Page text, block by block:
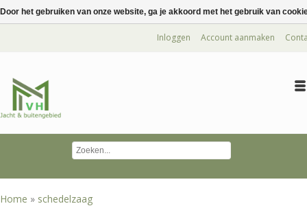
Inloggen Account aanmaken
Home » schedelzaag
Door het gebruiken van onze website, ga je akkoord met het gebruik van